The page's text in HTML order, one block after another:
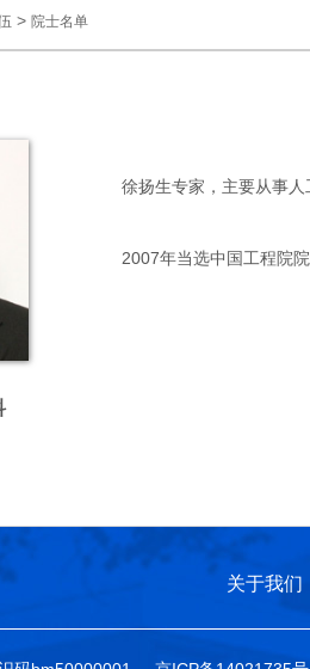
> 院士名单
徐扬生专家，主要从事人工
2007年当选中国工程院院
关于我们